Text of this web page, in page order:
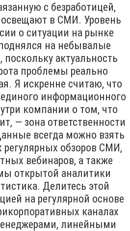
с безработицей,
освещают в СМИ. Уровень
о ситуации на рынке
на небывалые
актуальность
проблемы реально
Я искренне считаю, что
информационного
компании о том, что
— зона ответственности
всегда можно взять
регулярных обзоров СМИ,
вебинаров, а также
открытой аналитики
Делитесь этой
на регулярной основе
каналах
линейными